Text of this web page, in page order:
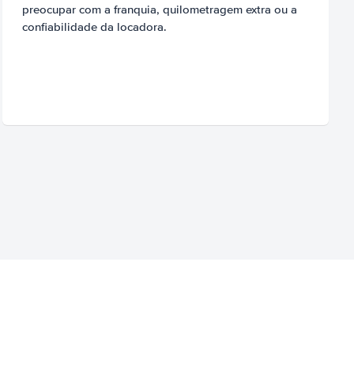
preocupar com a franquia, quilometragem extra ou a
confiabilidade da locadora.